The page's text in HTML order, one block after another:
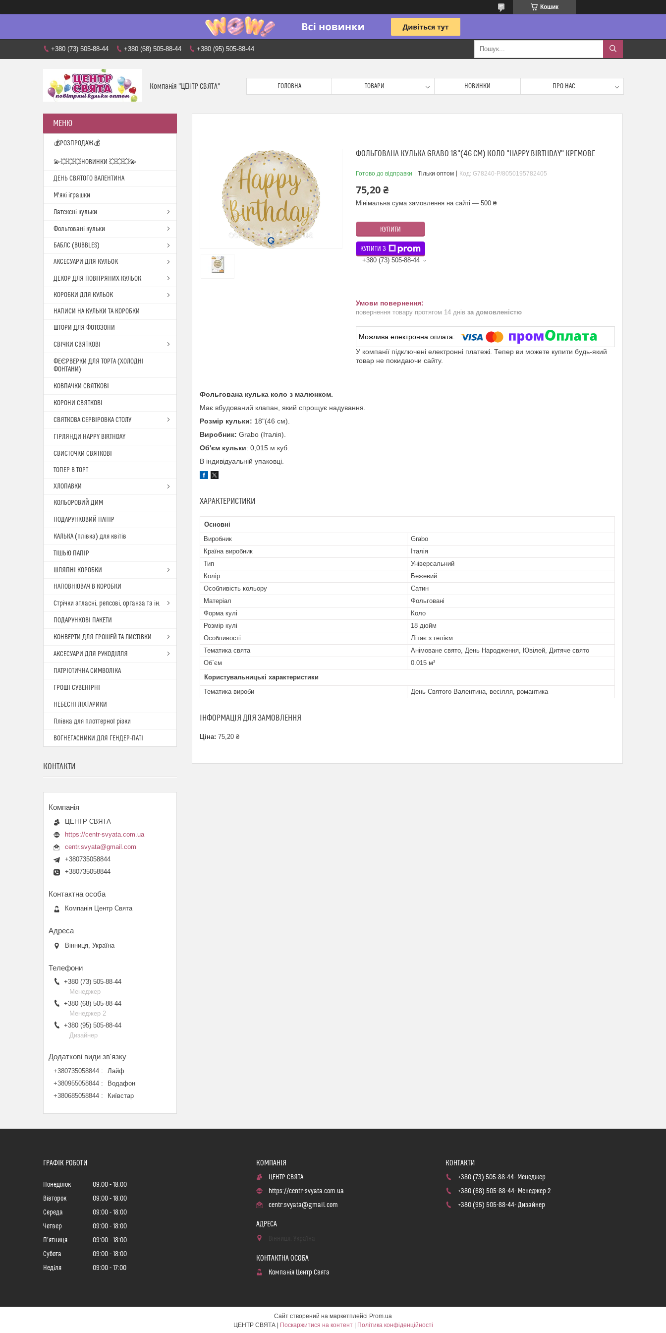
Кошик
+380 (73) 505-88-44 +380 (68) 505-88-44 +380 (95) 505-88-44
Компанія "ЦЕНТР СВЯТА" ГОЛОВНА ТОВАРИ НОВИНКИ ПРО НАС
ФОЛЬГОВАНА КУЛЬКА GRABO 18"(46 СМ) КОЛО "HAPPY BIRTHDAY" КРЕМОВЕ
Готово до відправки Тільки оптом Код: G78240-Р/8050195782405
75,20 ₴
Мінімальна сума замовлення на сайті — 500 ₴
КУПИТИ
КУПИТИ З
+380 (73) 505-88-44
повернення товару протягом 14 днів за домовленістю
У компанії підключені електронні платежі. Тепер ви можете купити будь-який
товар не покидаючи сайту.
Фольгована кулька коло з малюнком.
Має вбудований клапан, який спрощує надування.
Розмір кульки: 18"(46 см).
Виробник: Grabo (Італія).
Об'єм кульки: 0,015 м куб.
В індивідуальній упаковці.
ХАРАКТЕРИСТИКИ
Основні
Виробник
Grabo
Країна виробник
Італія
Тип
Універсальний
Колір
Бежевий
Особливість кольору
Сатин
Матеріал
Фольговані
Форма кулі
Коло
Розмір кулі
18 дюйм
Особливості
Літає з гелієм
Тематика свята
Анімоване свято, День Народження, Ювілей, Дитяче свято
Об`єм
0.015 м³
Користувальницькі характеристики
Тематика вироби
День Святого Валентина, весілля, романтика
ІНФОРМАЦІЯ ДЛЯ ЗАМОВЛЕННЯ
Ціна: 75,20 ₴
💰РОЗПРОДАЖ💰
💫💥💥💥НОВИНКИ 💥💥💥💫
ДЕНЬ СВЯТОГО ВАЛЕНТИНА
М'які іграшки
Латексні кульки
Фольговані кульки
БАБЛС (BUBBLES)
АКСЕСУАРИ ДЛЯ КУЛЬОК
ДЕКОР ДЛЯ ПОВІТРЯНИХ КУЛЬОК
КОРОБКИ ДЛЯ КУЛЬОК
НАПИСИ НА КУЛЬКИ ТА КОРОБКИ
ШТОРИ ДЛЯ ФОТОЗОНИ
СВІЧКИ СВЯТКОВІ
ФЕЄРВЕРКИ ДЛЯ ТОРТА (ХОЛОДНІ
ФОНТАНИ)
КОВПАЧКИ СВЯТКОВІ
КОРОНИ СВЯТКОВІ
СВЯТКОВА СЕРВІРОВКА СТОЛУ
ГІРЛЯНДИ HAPPY BIRTHDAY
СВИСТОЧКИ СВЯТКОВІ
ТОПЕР В ТОРТ
ХЛОПАВКИ
КОЛЬОРОВИЙ ДИМ
ПОДАРУНКОВИЙ ПАПІР
КАЛЬКА (плівка) для квітів
ТІШЬЮ ПАПІР
ШЛЯПНІ КОРОБКИ
НАПОВНЮВАЧ В КОРОБКИ
Стрічки атласні, репсові, органза та ін.
ПОДАРУНКОВІ ПАКЕТИ
КОНВЕРТИ ДЛЯ ГРОШЕЙ ТА ЛИСТІВКИ
АКСЕСУАРИ ДЛЯ РУКОДІЛЛЯ
ПАТРІОТИЧНА СИМВОЛІКА
ГРОШІ СУВЕНІРНІ
НЕБЕСНІ ЛІХТАРИКИ
Плівка для плоттерної різки
ВОГНЕГАСНИКИ ДЛЯ ГЕНДЕР-ПАТІ
КОНТАКТИ
ЦЕНТР СВЯТА
https://centr-svyata.com.ua
centr.svyata@gmail.com
+380735058844
+380735058844
Компанія Центр Свята
Вінниця, Україна
+380 (73) 505-88-44
Менеджер
+380 (68) 505-88-44
Менеджер 2
+380 (95) 505-88-44
Дизайнер
+380735058844
Лайф
+380955058844
Водафон
+380685058844
Київстар
ГРАФІК РОБОТИ
Понеділок 09:00
18:00
Вівторок
09:00
18:00
Середа
09:00
18:00
Четвер
09:00
18:00
Пʼятниця
09:00
18:00
Субота
09:00
18:00
Неділя
09:00 17:00
ЦЕНТР СВЯТА
https://centr-svyata.com.ua
centr.svyata@gmail.com
Компанія Центр Свята
+380 (73) 505-88-44 Менеджер
+380 (68) 505-88-44 Менеджер 2
+380 (95) 505-88-44 Дизайнер
Сайт створений на маркетплейсі Prom.ua
ЦЕНТР СВЯТА | Поскаржитися на контент | Політика конфіденційності